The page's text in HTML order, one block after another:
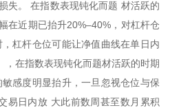
失。 在指数表现钝化而题 材活跃的
在近期已抬升20%–40%，对杠杆仓
杠杆仓位可能让净值曲线在单日内
，在指数表现钝化而题材活跃的时期
感度明显抬升，一旦忽视仓位与保
易日内放 大此前数周甚至数月累积